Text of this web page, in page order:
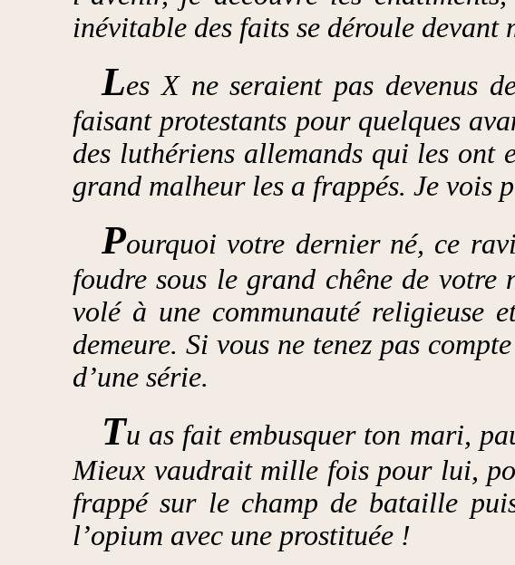
inévitable des faits se déroule devant
Les X ne seraient pas devenus
faisant protestants pour quelques
des luthériens allemands qui les ont
grand malheur les a frappés. Je vois
Pourquoi votre dernier né, ce
foudre sous le grand chêne de votre
volé à une communauté religieuse
demeure. Si vous ne tenez pas
d’une série.
Tu as fait embusquer ton mari,
Mieux vaudrait mille fois pour lui,
frappé sur le champ de bataille
l’opium avec une prostituée !